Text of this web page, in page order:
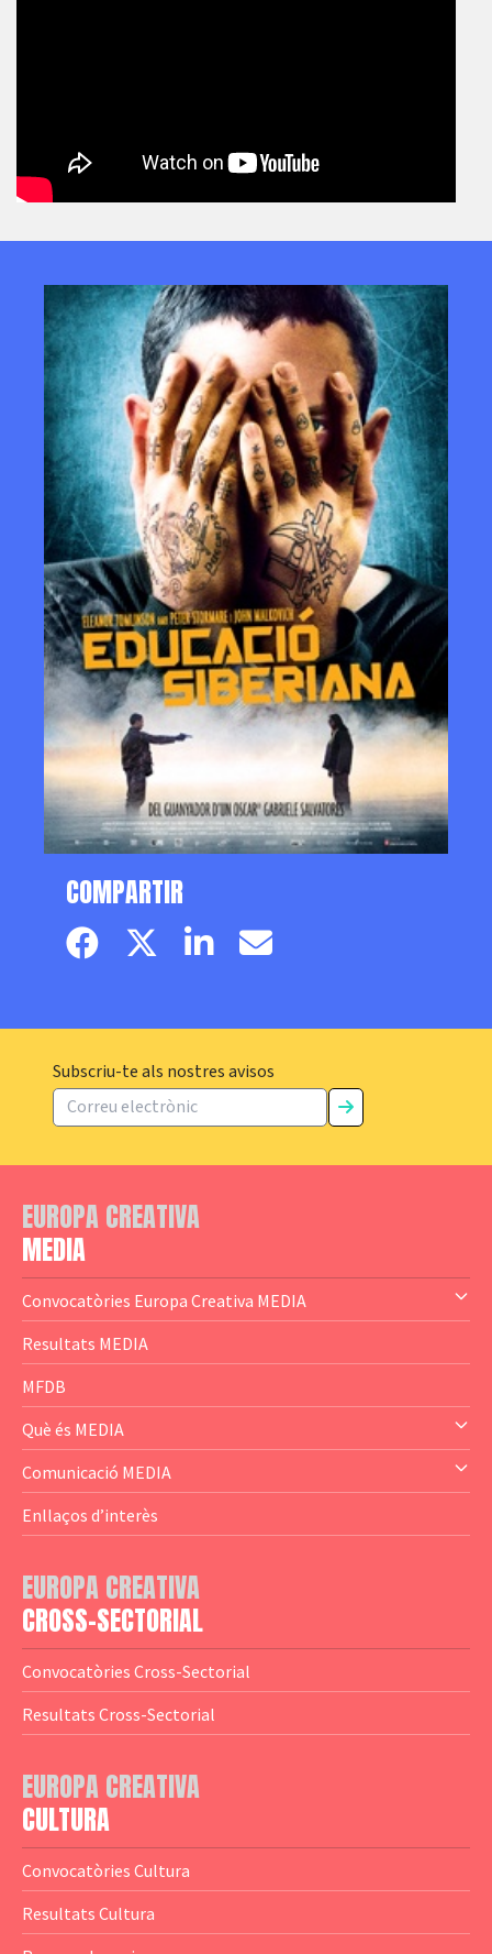
COMPARTIR
Facebook pageTwitter page
LinkedinEmail
Subscriu-te als nostres avisos
EUROPA CREATIVA
MEDIA
Convocatòries Europa Creativa MEDIA
— Content Cluster
— Business Cluster
— Audience Cluster
— Altres
Resultats MEDIA
MFDB
Què és MEDIA
— El subprograma MEDIA
— Agència Executiva
— Logotips
Comunicació MEDIA
— Estrenes a Catalunya
— Notícies
— Guies MEDIA
— Altres Guies
— Presentacions
— Estudis
— Anuaris
— Catàlegs
— Estadístiques
Enllaços d’interès
EUROPA CREATIVA
CROSS-SECTORIAL
Convocatòries Cross-Sectorial
Resultats Cross-Sectorial
EUROPA CREATIVA
CULTURA
Convocatòries Cultura
Resultats Cultura